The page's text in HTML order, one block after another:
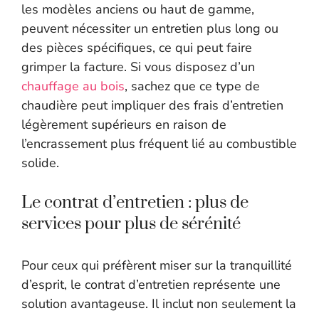
les modèles anciens ou haut de gamme,
peuvent nécessiter un entretien plus long ou
des pièces spécifiques, ce qui peut faire
grimper la facture. Si vous disposez d’un
chauffage au bois, sachez que ce type de
chaudière peut impliquer des frais d’entretien
légèrement supérieurs en raison de
l’encrassement plus fréquent lié au combustible
solide.
Le contrat d’entretien : plus de
services pour plus de sérénité
Pour ceux qui préfèrent miser sur la tranquillité
d’esprit, le contrat d’entretien représente une
solution avantageuse. Il inclut non seulement la